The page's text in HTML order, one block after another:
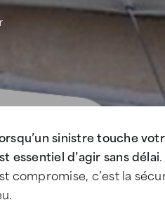
sinistre touche
essentiel d’agir sans délai
compromise, c’est la